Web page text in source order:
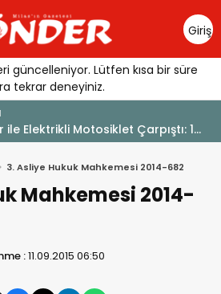
Giriş
Yap
güncelleniyor. Lütfen kısa bir süre
tekrar deneyiniz.
Elektrikli Motosiklet Çarpıştı: 1
3. Asliye Hukuk Mahkemesi 2014-682
Mahkemesi 2014-
:11.09.2015 06:50